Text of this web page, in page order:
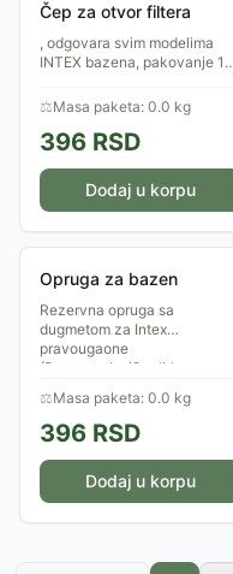
Čep za otvor filtera
, odgovara svim modelima
INTEX bazena, pakovanje 1
⚖Masa paketa: 0.0 kg
396 RSD
Dodaj u korpu
Opruga za bazen
Rezervna opruga sa
dugmetom za Intex
pravougaone
(Rectangular/Oval) bazene sa
⚖Masa paketa: 0.0 kg
396 RSD
Dodaj u korpu